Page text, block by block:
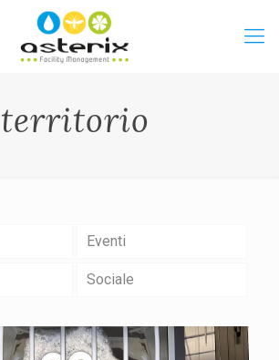
territorio
Eventi
Sociale